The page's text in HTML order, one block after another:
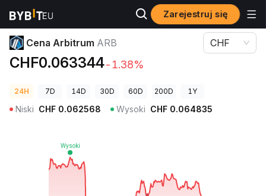
Zarejestruj się
Ceny kryptowalut Cena Arbitrum ARB
Cena Arbitrum ARB
CHF0.063344-1.38%
CHF
24H 7D 14D 30D 60D 200D 1Y
Niski CHF 0.062568 Wysoki CHF 0.064835